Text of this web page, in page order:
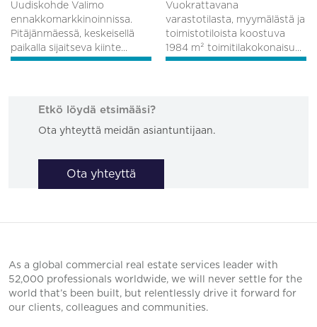
Uudiskohde Valimo
ennakkomarkkinoinnissa.
Pitäjänmäessä, keskeisellä
paikalla sijaitseva kiinte...
Vuokrattavana
varastotilasta, myymälästä ja
toimistotiloista koostuva
1984 m² toimitilakokonaisu...
Etkö löydä etsimääsi?
Ota yhteyttä meidän asiantuntijaan.
Ota yhteyttä
As a global commercial real estate services leader with
52,000 professionals worldwide, we will never settle for the
world that’s been built, but relentlessly drive it forward for
our clients, colleagues and communities.